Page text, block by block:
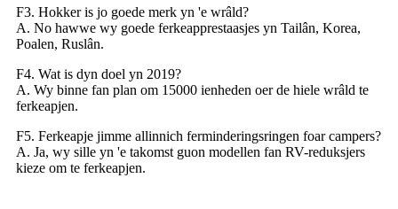
F3. Hokker is jo goede merk yn 'e wrâld?
A. No hawwe wy goede ferkeapprestaasjes yn Tailân, Korea,
Poalen, Ruslân.
F4. Wat is dyn doel yn 2019?
A. Wy binne fan plan om 15000 ienheden oer de hiele wrâld te
ferkeapjen.
F5. Ferkeapje jimme allinnich ferminderingsringen foar campers?
A. Ja, wy sille yn 'e takomst guon modellen fan RV-reduksjers
kieze om te ferkeapjen.